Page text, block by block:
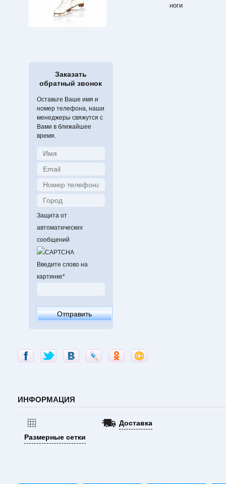
Заказать
обратный звонок
Оставьте Ваше имя и
номер телефона, наши
менеджеры свяжутся с
Вами в ближайшее
время.
Защита от
автоматических
сообщений
Введите слово на
картинке*
ноги
ИНФОРМАЦИЯ
Размерные сетки
Доставка